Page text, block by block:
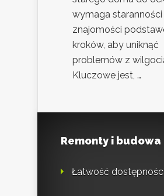
wymaga staranności
znajomości
kroków, aby uniknąć
problemów z
Kluczowe jest, …
Remonty i budowa
Łatwość dostępności